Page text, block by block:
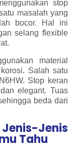
stop
masalah yang
bocor. Hal ini
selang flexible
material
Salah satu
Stop keran
elegant. Tuas
beda dari
Jenis-Jenis
Tahu